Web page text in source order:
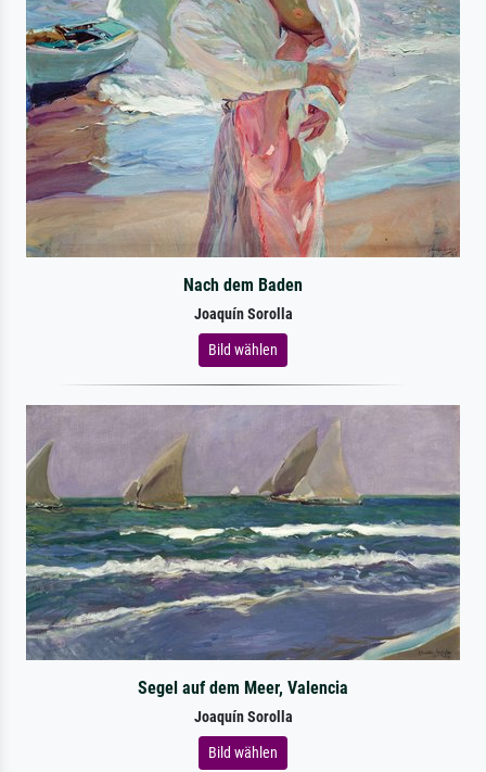
Nach dem Baden
Joaquín Sorolla
Bild wählen
Segel auf dem Meer, Valencia
Joaquín Sorolla
Bild wählen